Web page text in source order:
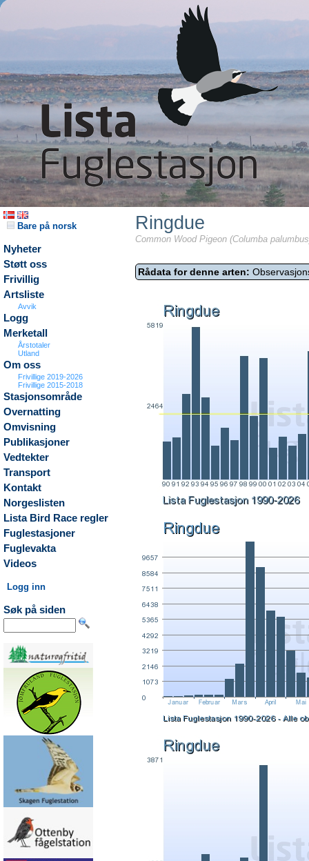
Bare på norsk
Nyheter
Støtt oss
Frivillig
Artsliste
Avvik
Logg
Merketall
Årstotaler
Utland
Om oss
Frivillige 2019-2026
Frivillige 2015-2018
Stasjonsområde
Overnatting
Omvisning
Publikasjoner
Vedtekter
Transport
Kontakt
Norgeslisten
Lista Bird Race regler
Fuglestasjoner
Fuglevakta
Videos
Logg inn
Søk på siden
Ringdue
Common Wood Pigeon (Columba
Rådata for denne arten: